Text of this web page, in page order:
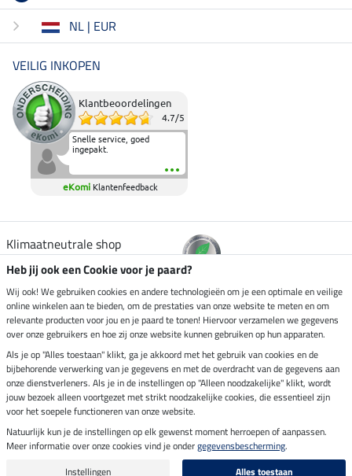
NL | EUR
VEILIG INKOPEN
Klantbeoordelingen
4.7/5
Snelle service, goed
ingepakt.
eKomi Klantenfeedback
Klimaatneutrale shop
Verzending per
Veilig betalen met
Impressum
Laatste update op 09.08.2026 om 07:13 uur
Alle prijzen in euro's, incl. BTW, excl. verzendkosten.
Heb jij ook een Cookie voor je paard?
Wij ook! We gebruiken cookies en andere technologieën om je een optimale en veilige
online winkelen aan te bieden, om de prestaties van onze website te meten en om
relevante producten voor jou en je paard te tonen! Hiervoor verzamelen we gegevens
over onze gebruikers en hoe zij onze website kunnen gebruiken op hun apparaten.
Als je op "Alles toestaan" klikt, ga je akkoord met het gebruik van cookies en de
bijbehorende verwerking van je gegevens en met de overdracht van de gegevens aan
onze dienstverleners. Als je in de instellingen op "Alleen noodzakelijke" klikt, wordt
jouw bezoek alleen voortgezet met strikt noodzakelijke cookies, die essentieel zijn
voor het soepele functioneren van onze website.
Natuurlijk kun je de instellingen op elk gewenst moment herroepen of aanpassen.
Meer informatie over onze cookies vind je ondergegevensbescherming.
Instellingen
Alles toestaan